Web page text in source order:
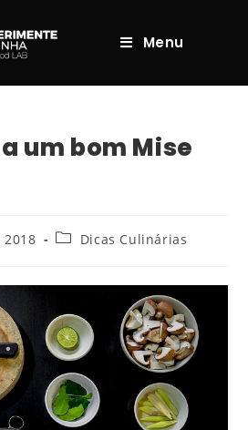
Menu
um bom Mise
Dicas Culinárias